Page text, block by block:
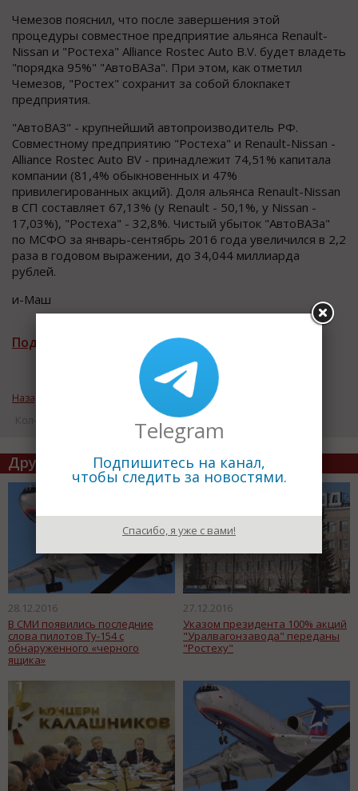
Чемезов пояснил, что после завершения этой
процедуры совместное предприятие альянса Renault-
Nissan и "Ростеха" Alliance Rostec Auto B.V. будет владеть
"порядка 95%" "АвтоВАЗа". При этом, как отметил
Чемезов, "Ростех" сохранит за собой блокпакет
предприятия.
"АвтоВАЗ" - крупнейший автопроизводитель РФ.
Совместному предприятию "Ростеха" и Renault-Nissan -
Alliance Rostec Auto BV - принадлежит 74,51% капитала
компании (81,4% обыкновенных и 47%
привилегированных акций). Доля альянса Renault-Nissan
в СП составляет 67,13% (у Renault - 50,1%, у Nissan -
17,03%), "Ростеха" - 32,8%. Чистый убыток "АвтоВАЗа"
по МСФО за январь-сентябрь 2016 года увеличился в 2,2
раза в годовом выражении, до 34,044 миллиарда
рублей.
и-Маш
Подписаться на рассылку новостей
Назад к рубрике «ВАЖНЫЕ НОВОСТИ»
Кол-во просмотров: 15736
Другие статьи по теме
28.12.2016
В СМИ появились последние
слова пилотов Ту-154 с
обнаруженного «черного
ящика»
27.12.2016
Указом президента 100% акций
"Уралвагонзавода" переданы
"Ростеху"
Telegram
Подпишитесь на канал,
чтобы следить за новостями.
Спасибо, я уже с вами!